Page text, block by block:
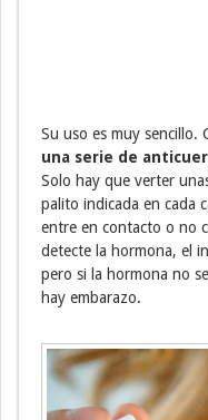
Su uso es muy sencillo.
una serie de
Solo hay que verter
palito indicada en cada
entre en contacto o no
detecte la hormona, el
pero si la hormona no
hay embarazo.